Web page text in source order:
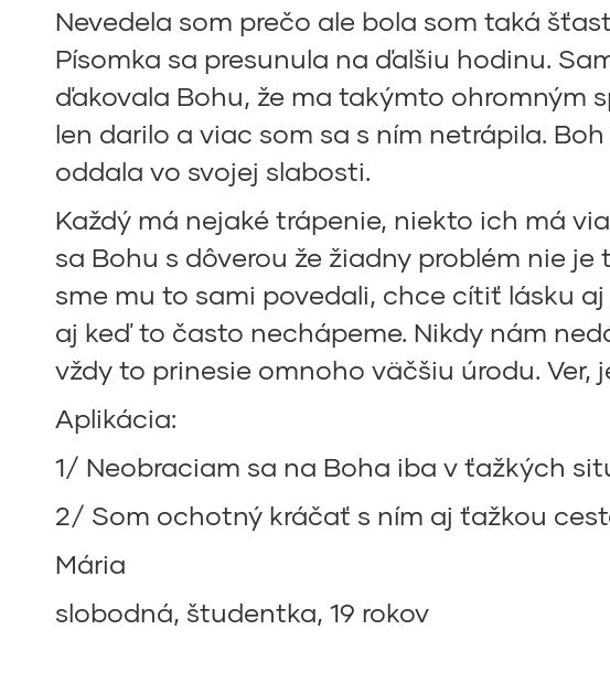
Nevedela som prečo ale bola som taká
Písomka sa presunula na ďalšiu hodinu.
ďakovala Bohu, že ma takýmto ohromným
len darilo a viac som sa s ním netrápila.
oddala vo svojej slabosti.
Každý má nejaké trápenie, niekto ich má
sa Bohu s dôverou že žiadny problém nie
sme mu to sami povedali, chce cítiť lásku
aj keď to často nechápeme. Nikdy nám
vždy to prinesie omnoho väčšiu úrodu. Ver,
Aplikácia:
1/ Neobraciam sa na Boha iba v ťažkých
2/ Som ochotný kráčať s ním aj ťažkou
Mária
slobodná, študentka, 19 rokov